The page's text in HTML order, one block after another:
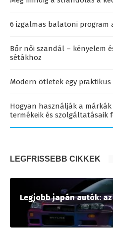
6 izgalmas balatoni program
Bőr női szandál – kényelem
sétákhoz
Modern ötletek egy
Hogyan használják a
termékeik és szolgáltatásaik
LEGFRISSEBB CIKKEK
Legjobb japán autók: